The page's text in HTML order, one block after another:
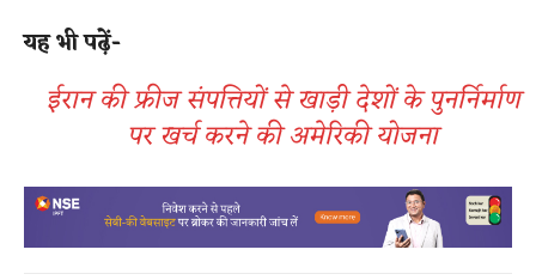
यह भी पढ़ें-
ईरान की फ्रीज संपत्तियों से खाड़ी देशों के पुनर्निर्माण
पर खर्च करने की अमेरिकी योजना